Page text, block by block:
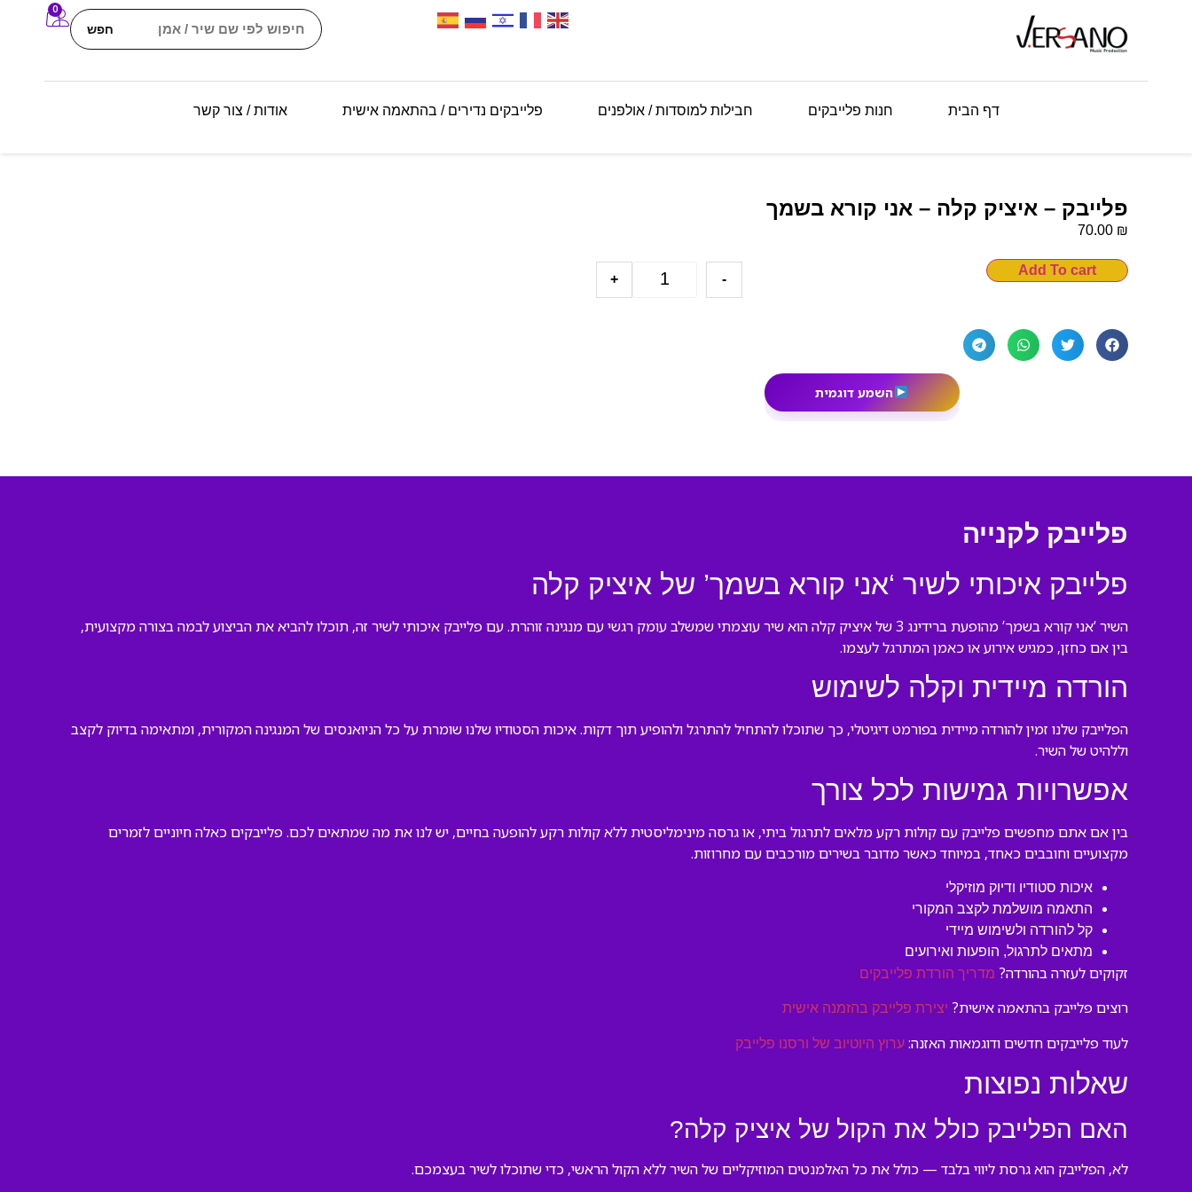
חפש
0
דף הבית חנות פלייבקים חבילות למוסדות / אולפנים פלייבקים נדירים / בהתאמה אישית אודות / צור קשר
פלייבק – איציק קלה – אני קורא בשמך
70.00 ₪
-
+
Add To cart
השמע דוגמית
פלייבק לקנייה
פלייבק איכותי לשיר ‘אני קורא בשמך’ של איציק קלה
השיר ‘אני קורא בשמך’ מהופעת ברידינג 3 של איציק קלה הוא שיר עוצמתי שמשלב עומק רגשי עם מנגינה זוהרת. עם פלייבק איכותי לשיר זה, תוכלו להביא את הביצוע לבמה בצורה מקצועית,
בין אם כחזן, כמגיש אירוע או כאמן המתרגל לעצמו.
הורדה מיידית וקלה לשימוש
הפלייבק שלנו זמין להורדה מיידית בפורמט דיגיטלי, כך שתוכלו להתחיל להתרגל ולהופיע תוך דקות. איכות הסטודיו שלנו שומרת על כל הניואנסים של המנגינה המקורית, ומתאימה בדיוק לקצב
וללהיט של השיר.
אפשרויות גמישות לכל צורך
בין אם אתם מחפשים פלייבק עם קולות רקע מלאים לתרגול ביתי, או גרסה מינימליסטית ללא קולות רקע להופעה בחיים, יש לנו את מה שמתאים לכם. פלייבקים כאלה חיוניים לזמרים
מקצועיים וחובבים כאחד, במיוחד כאשר מדובר בשירים מורכבים עם מחרוזות.
איכות סטודיו ודיוק מוזיקלי
התאמה מושלמת לקצב המקורי
קל להורדה ולשימוש מיידי
מתאים לתרגול, הופעות ואירועים
זקוקים לעזרה בהורדה? מדריך הורדת פלייבקים
רוצים פלייבק בהתאמה אישית? יצירת פלייבק בהזמנה אישית
לעוד פלייבקים חדשים ודוגמאות האזנה: ערוץ היוטיוב של ורסנו פלייבק
שאלות נפוצות
האם הפלייבק כולל את הקול של איציק קלה?
לא, הפלייבק הוא גרסת ליווי בלבד — כולל את כל האלמנטים המוזיקליים של השיר ללא הקול הראשי, כדי שתוכלו לשיר בעצמכם.